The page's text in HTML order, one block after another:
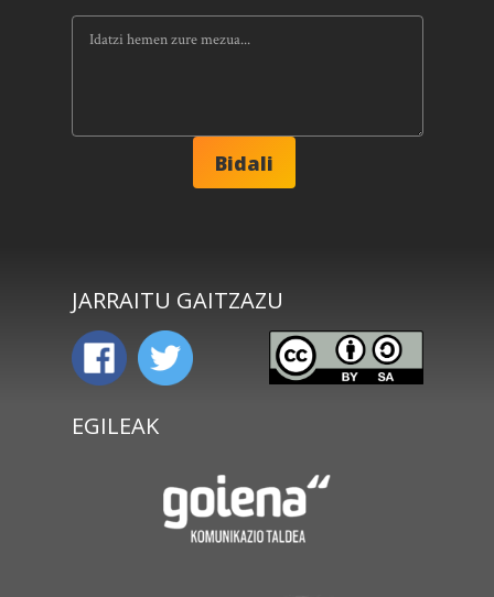
JARRAITU GAITZAZU
EGILEAK